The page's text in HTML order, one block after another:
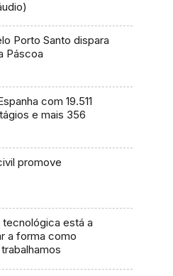
Porto Santo dispara
Páscoa
com 19.511
e mais 356
promove
tecnológica está a
a forma como